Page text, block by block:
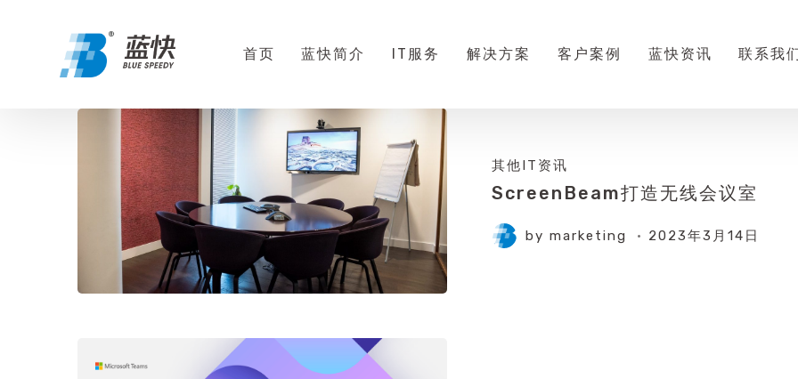
首页 蓝快简介 IT服务 解决方案 客户案例 蓝快资讯 联系我
其他IT资讯
ScreenBeam打造无线会议室
by marketing 2023年3月14日